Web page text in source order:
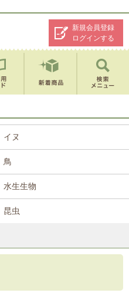
新規会員登録
ログインする
イヌ
鳥
水生生物
昆虫